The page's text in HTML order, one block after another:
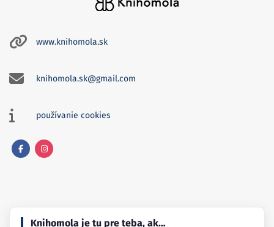
www.knihomola.sk
knihomola.sk@gmail.com
používanie cookies
Knihomola je tu pre teba, ak…